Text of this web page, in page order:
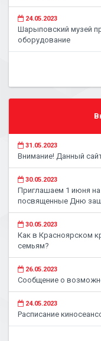
24.05.2023
Шарыповский музей
оборудование
31.05.2023
Внимание! Данный
30.05.2023
Приглашаем 1 июня
посвященные Дню
30.05.2023
Как в Красноярском
семьям?
26.05.2023
Сообщение о
24.05.2023
Расписание